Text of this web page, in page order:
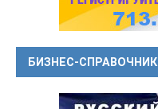
БИЗНЕС-СПРАВОЧНИК